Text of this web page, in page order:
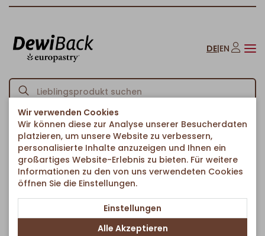
DE|EN
Startseite Herzhaftes & Ethno-Food Herzhafte Snacks
Yummies caprese
Zurück zur Artikelübersicht
Wir verwenden Cookies
Wir können diese zur Analyse unserer Besucherdaten
platzieren, um unsere Website zu verbessern,
personalisierte Inhalte anzuzeigen und Ihnen ein
großartiges Website-Erlebnis zu bieten. Für weitere
Informationen zu den von uns verwendeten Cookies
öffnen Sie die Einstellungen.
Einstellungen
Alle Akzeptieren